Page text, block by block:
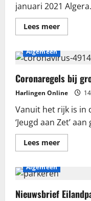
januari 2021
Lees meerLees
meer
neemt
over
Algemeen
Coronaregels bij
Harlingen Online
Vanuit het rijk is in
‘Jeugd aan Zet’
Lees meerLees
meer
bij
Algemeen
Nieuwsbrief